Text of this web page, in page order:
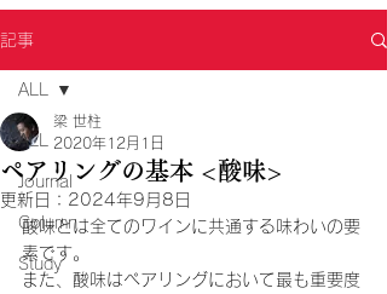
記事
ALL
Journal
Column
Study
ALL
ペアリングの基本 <酸味>
梁 世柱
2020年12月1日
更新日： 2024年9月8日
酸味とは全てのワインに共通する味わいの要
素です。
また、酸味はペアリングにおいて最も重要度